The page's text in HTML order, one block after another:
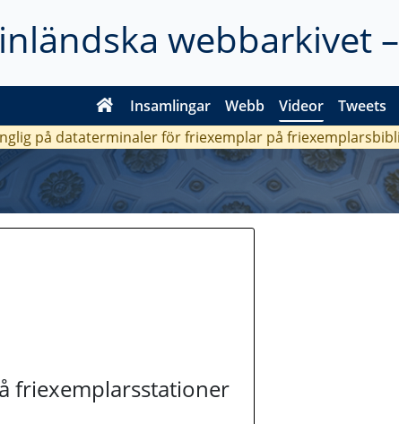
webbarkivet
Insamlingar Webb Videor Tweets
på dataterminaler för friexemplar på
friexemplarsstationer